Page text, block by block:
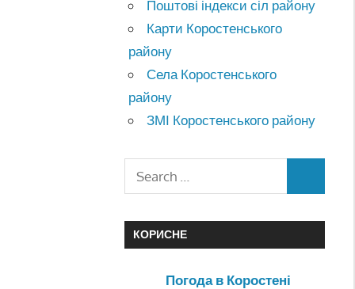
Поштові індекси сіл району
Карти Коростенського
району
Села Коростенського
району
ЗМІ Коростенського району
КОРИСНЕ
Погода в Коростені